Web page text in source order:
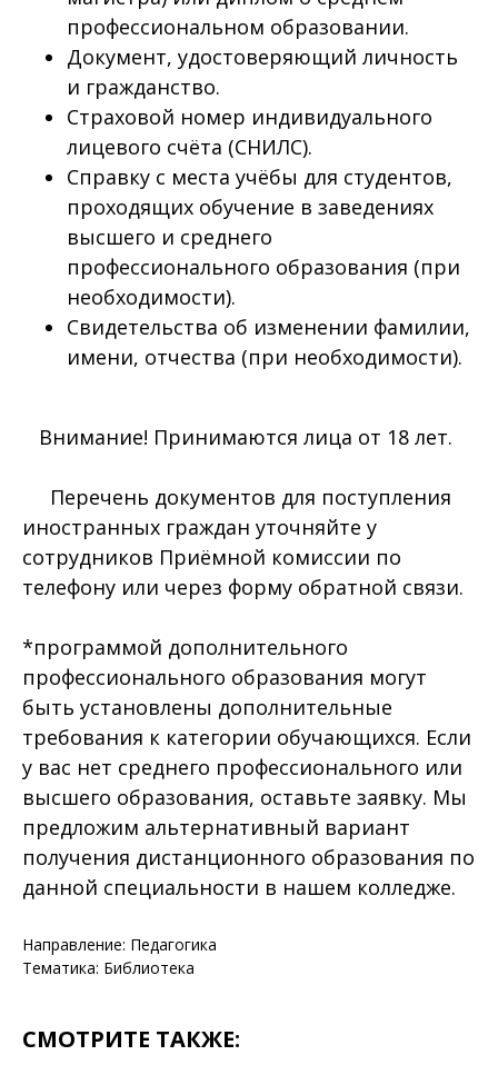
профессиональном образовании.
Документ, удостоверяющий личность
и гражданство.
Страховой номер индивидуального
лицевого счёта (СНИЛС).
Справку с места учёбы для студентов,
проходящих обучение в заведениях
высшего и среднего
профессионального образования (при
необходимости).
Свидетельства об изменении фамилии,
имени, отчества (при необходимости).
Внимание! Принимаются лица от 18 лет.
Перечень документов для поступления
иностранных граждан уточняйте у
сотрудников Приёмной комиссии по
телефону или через форму обратной связи.
*программой дополнительного
профессионального образования могут
быть установлены дополнительные
требования к категории обучающихся. Если
у вас нет среднего профессионального или
высшего образования, оставьте заявку. Мы
предложим альтернативный вариант
получения дистанционного образования по
данной специальности в нашем колледже.
Направление: Педагогика
Тематика: Библиотека
СМОТРИТЕ ТАКЖЕ: